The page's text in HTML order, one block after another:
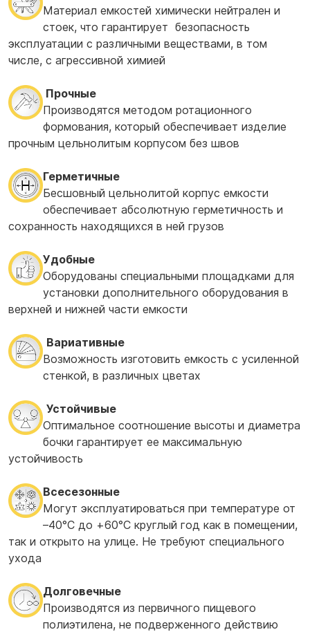
Материал емкостей химически нейтрален и
стоек, что гарантирует безопасность
эксплуатации с различными веществами, в том
числе, с агрессивной химией
Прочные
Производятся методом ротационного
формования, который обеспечивает изделие
прочным цельнолитым корпусом без швов
Герметичные
Бесшовный цельнолитой корпус емкости
обеспечивает абсолютную герметичность и
сохранность находящихся в ней грузов
Удобные
Оборудованы специальными площадками для
установки дополнительного оборудования в
верхней и нижней части емкости
Вариативные
Возможность изготовить емкость с усиленной
стенкой, в различных цветах
Устойчивые
Оптимальное соотношение высоты и диаметра
бочки гарантирует ее максимальную
устойчивость
Всесезонные
Могут эксплуатироваться при температуре от
–40°С до +60°С круглый год как в помещении,
так и открыто на улице. Не требуют специального
ухода
Долговечные
Производятся из первичного пищевого
полиэтилена, не подверженного действию